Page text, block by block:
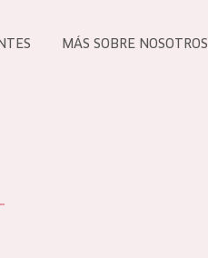
MÁS SOBRE NOSOTROS